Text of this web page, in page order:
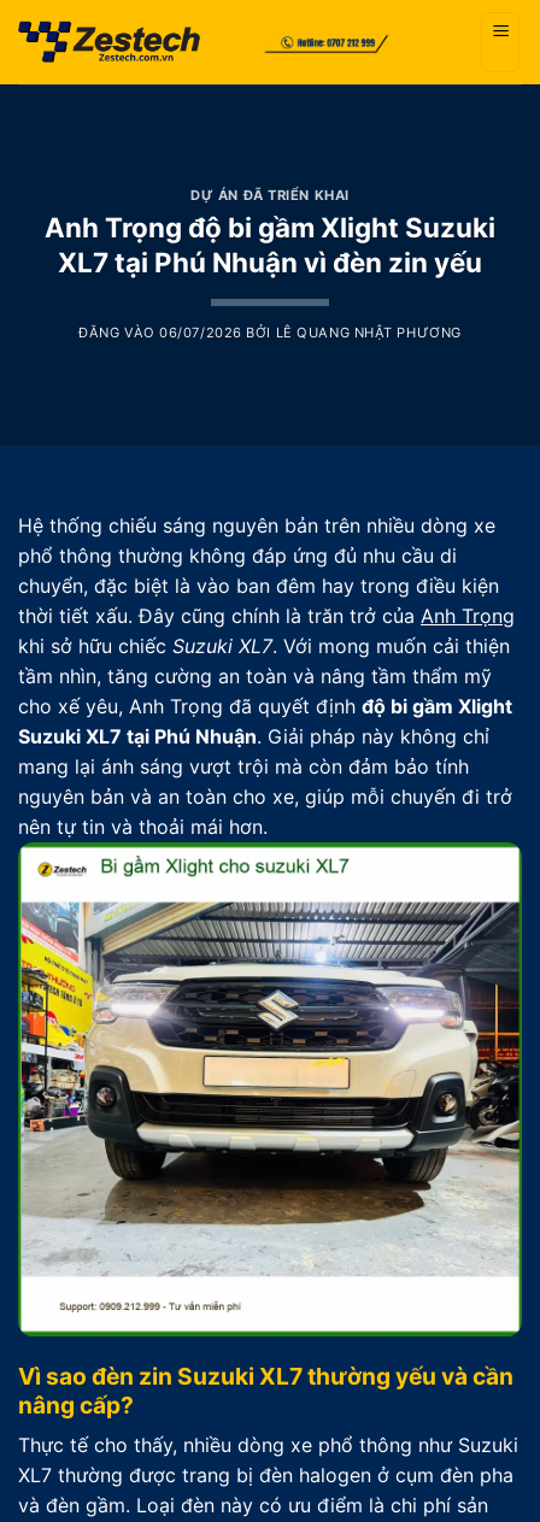
qua
DỰ ÁN ĐÃ TRIỂN KHAI
Anh Trọng độ bi gầm Xlight Suzuki
XL7 tại Phú Nhuận vì đèn zin yếu
ĐĂNG VÀO06/07/2026 BỞI LÊ QUANG NHẬT PHƯƠNG
Hệ thống chiếu sáng nguyên bản trên nhiều dòng xe
phổ thông thường không đáp ứng đủ nhu cầu di
chuyển, đặc biệt là vào ban đêm hay trong điều kiện
thời tiết xấu. Đây cũng chính là trăn trở của Anh Trọng
khi sở hữu chiếc Suzuki XL7. Với mong muốn cải thiện
tầm nhìn, tăng cường an toàn và nâng tầm thẩm mỹ
cho xế yêu, Anh Trọng đã quyết định độ bi gầm Xlight
Suzuki XL7 tại Phú Nhuận. Giải pháp này không chỉ
mang lại ánh sáng vượt trội mà còn đảm bảo tính
nguyên bản và an toàn cho xe, giúp mỗi chuyến đi trở
nên tự tin và thoải mái hơn.
Vì sao đèn zin Suzuki XL7 thường yếu và cần
nâng cấp?
Thực tế cho thấy, nhiều dòng xe phổ thông như Suzuki
XL7 thường được trang bị đèn halogen ở cụm đèn pha
và đèn gầm. Loại đèn này có ưu điểm là chi phí sản